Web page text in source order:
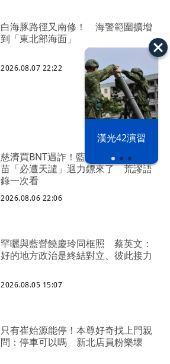
漢光42演習
白海豚路徑又南修！ 海警範圍擴增
到「東北部海面」
2026.08.07 22:22
慈濟買BNT遇詐！藍白昔嗆政府擋疫
苗「必遭天譴」迴力鏢來了 荒謬語
錄一次看
2026.08.06 22:06
罕曬與藍營饒慶玲同框照 蔡英文：
好的地方政治是終結對立、彼此接力
2026.08.05 15:07
只有崔始源能停！本尊好奇找上門親
問：停車可以嗎 新北店員粉樂壞